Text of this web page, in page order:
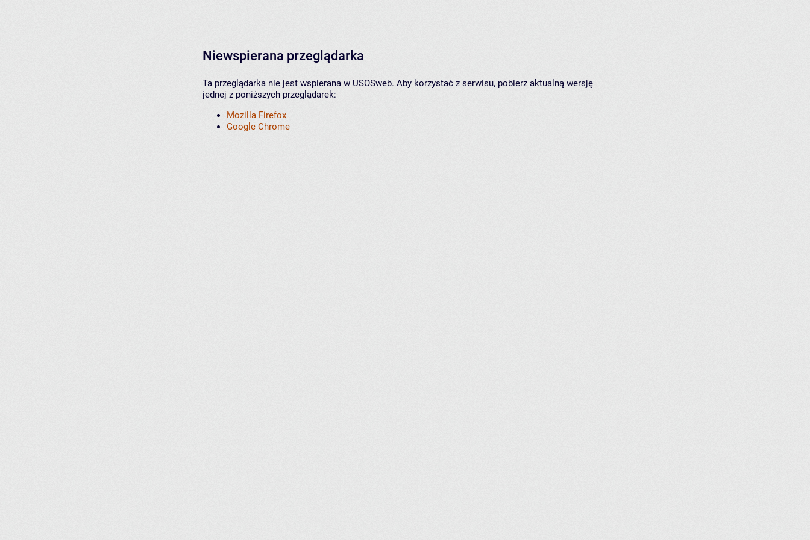
Niewspierana przeglądarka
Ta przeglądarka nie jest wspierana w USOSweb. Aby korzystać z serwisu, pobierz aktualną wersję
jednej z poniższych przeglądarek:
Mozilla Firefox
Google Chrome